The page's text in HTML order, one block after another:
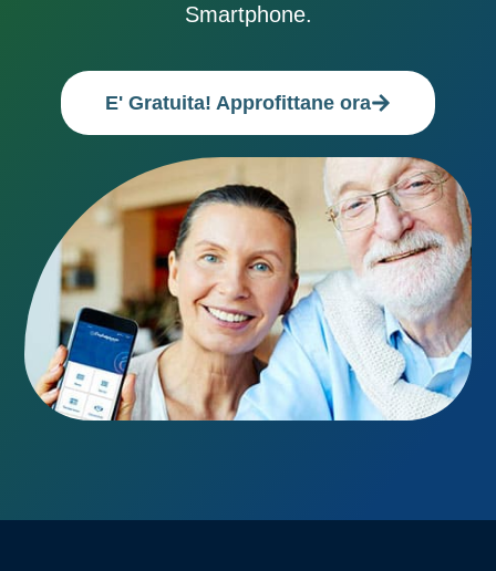
Smartphone.
E' Gratuita! Approfittane ora